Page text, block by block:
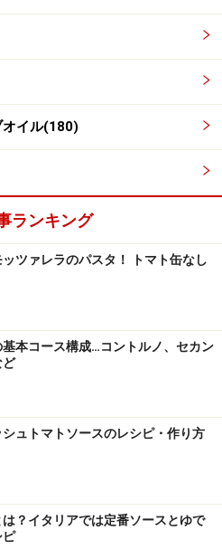
リコッタチーズ、塩ひとつま
る。
オイル(180)
ランキング
ツァレラのパスタ！ トマト缶なし
基本コース構成…コントルノ、セカン
ど
シュトマトソースのレシピ・作り方
は？イタリアでは定番ソースとゆで
ピ